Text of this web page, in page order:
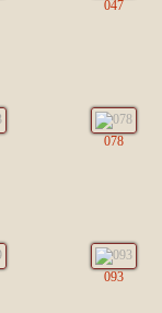
047
078
093